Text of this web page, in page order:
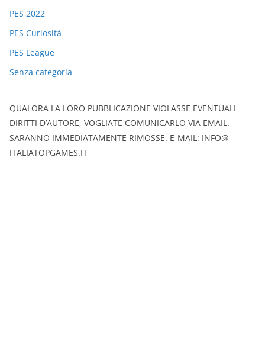
PES 2022
PES Curiosità
PES League
Senza categoria
QUALORA LA LORO PUBBLICAZIONE VIOLASSE EVENTUALI
DIRITTI D’AUTORE, VOGLIATE COMUNICARLO VIA EMAIL.
SARANNO IMMEDIATAMENTE RIMOSSE. E-MAIL: INFO@
ITALIATOPGAMES.IT